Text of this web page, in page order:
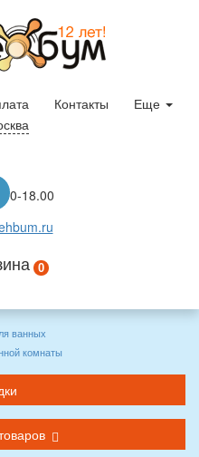
Контакты
Еще
18.00
0
ванных
комнаты